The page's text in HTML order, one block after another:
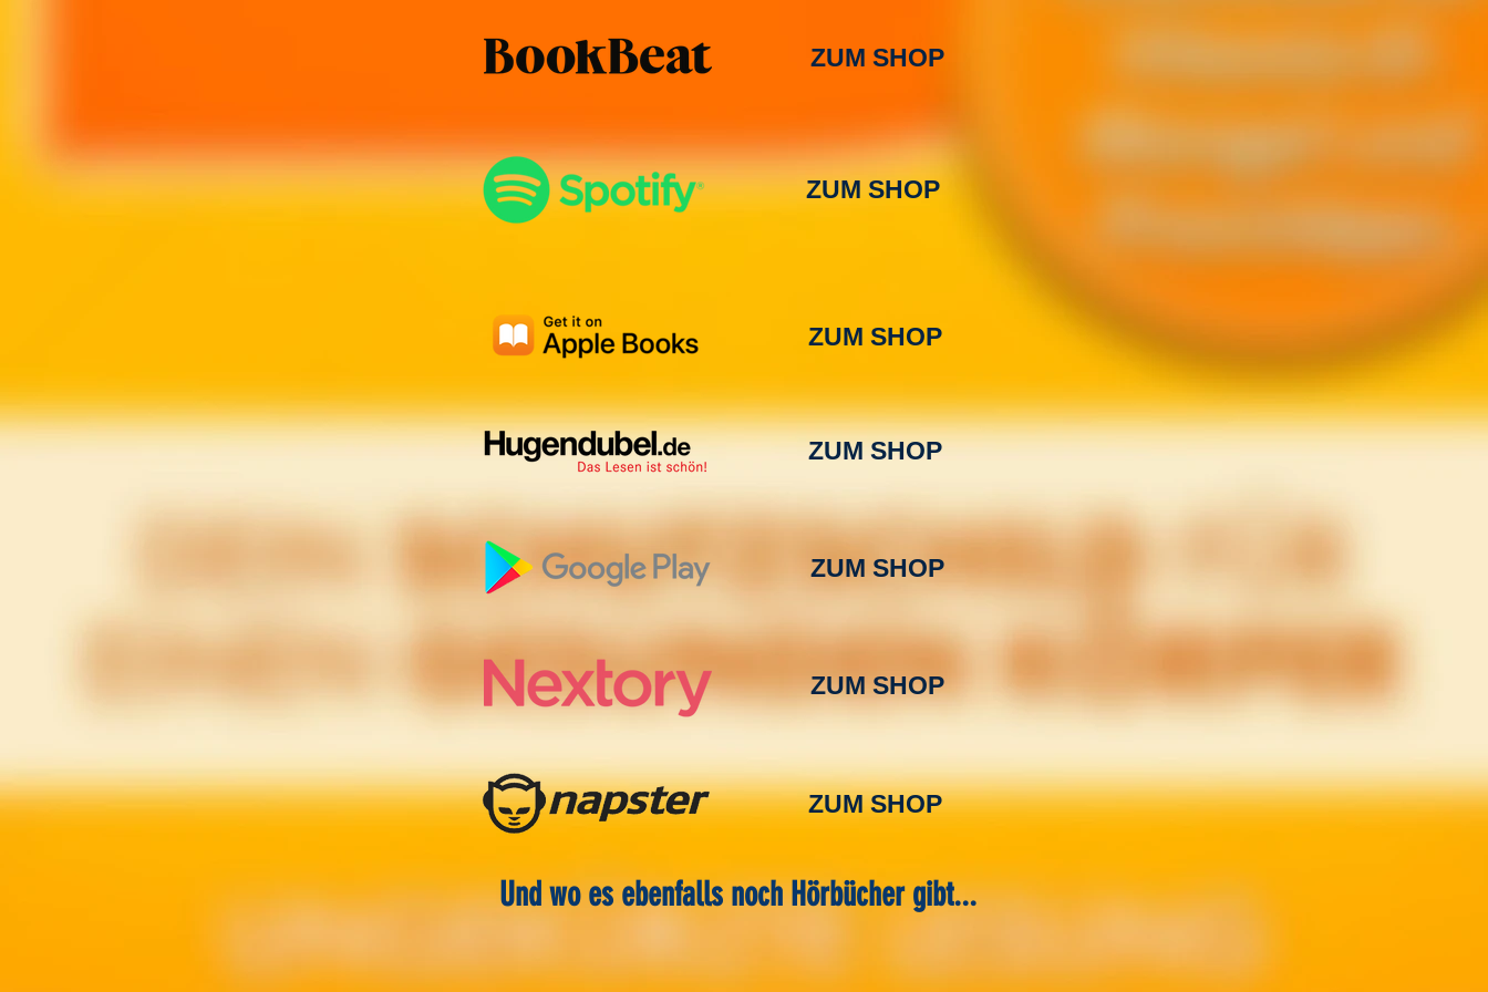
ZUM SHOP
ZUM SHOP
ZUM SHOP
ZUM SHOP
ZUM SHOP
ZUM SHOP
ZUM SHOP
Und wo es ebenfalls noch Hörbücher gibt...